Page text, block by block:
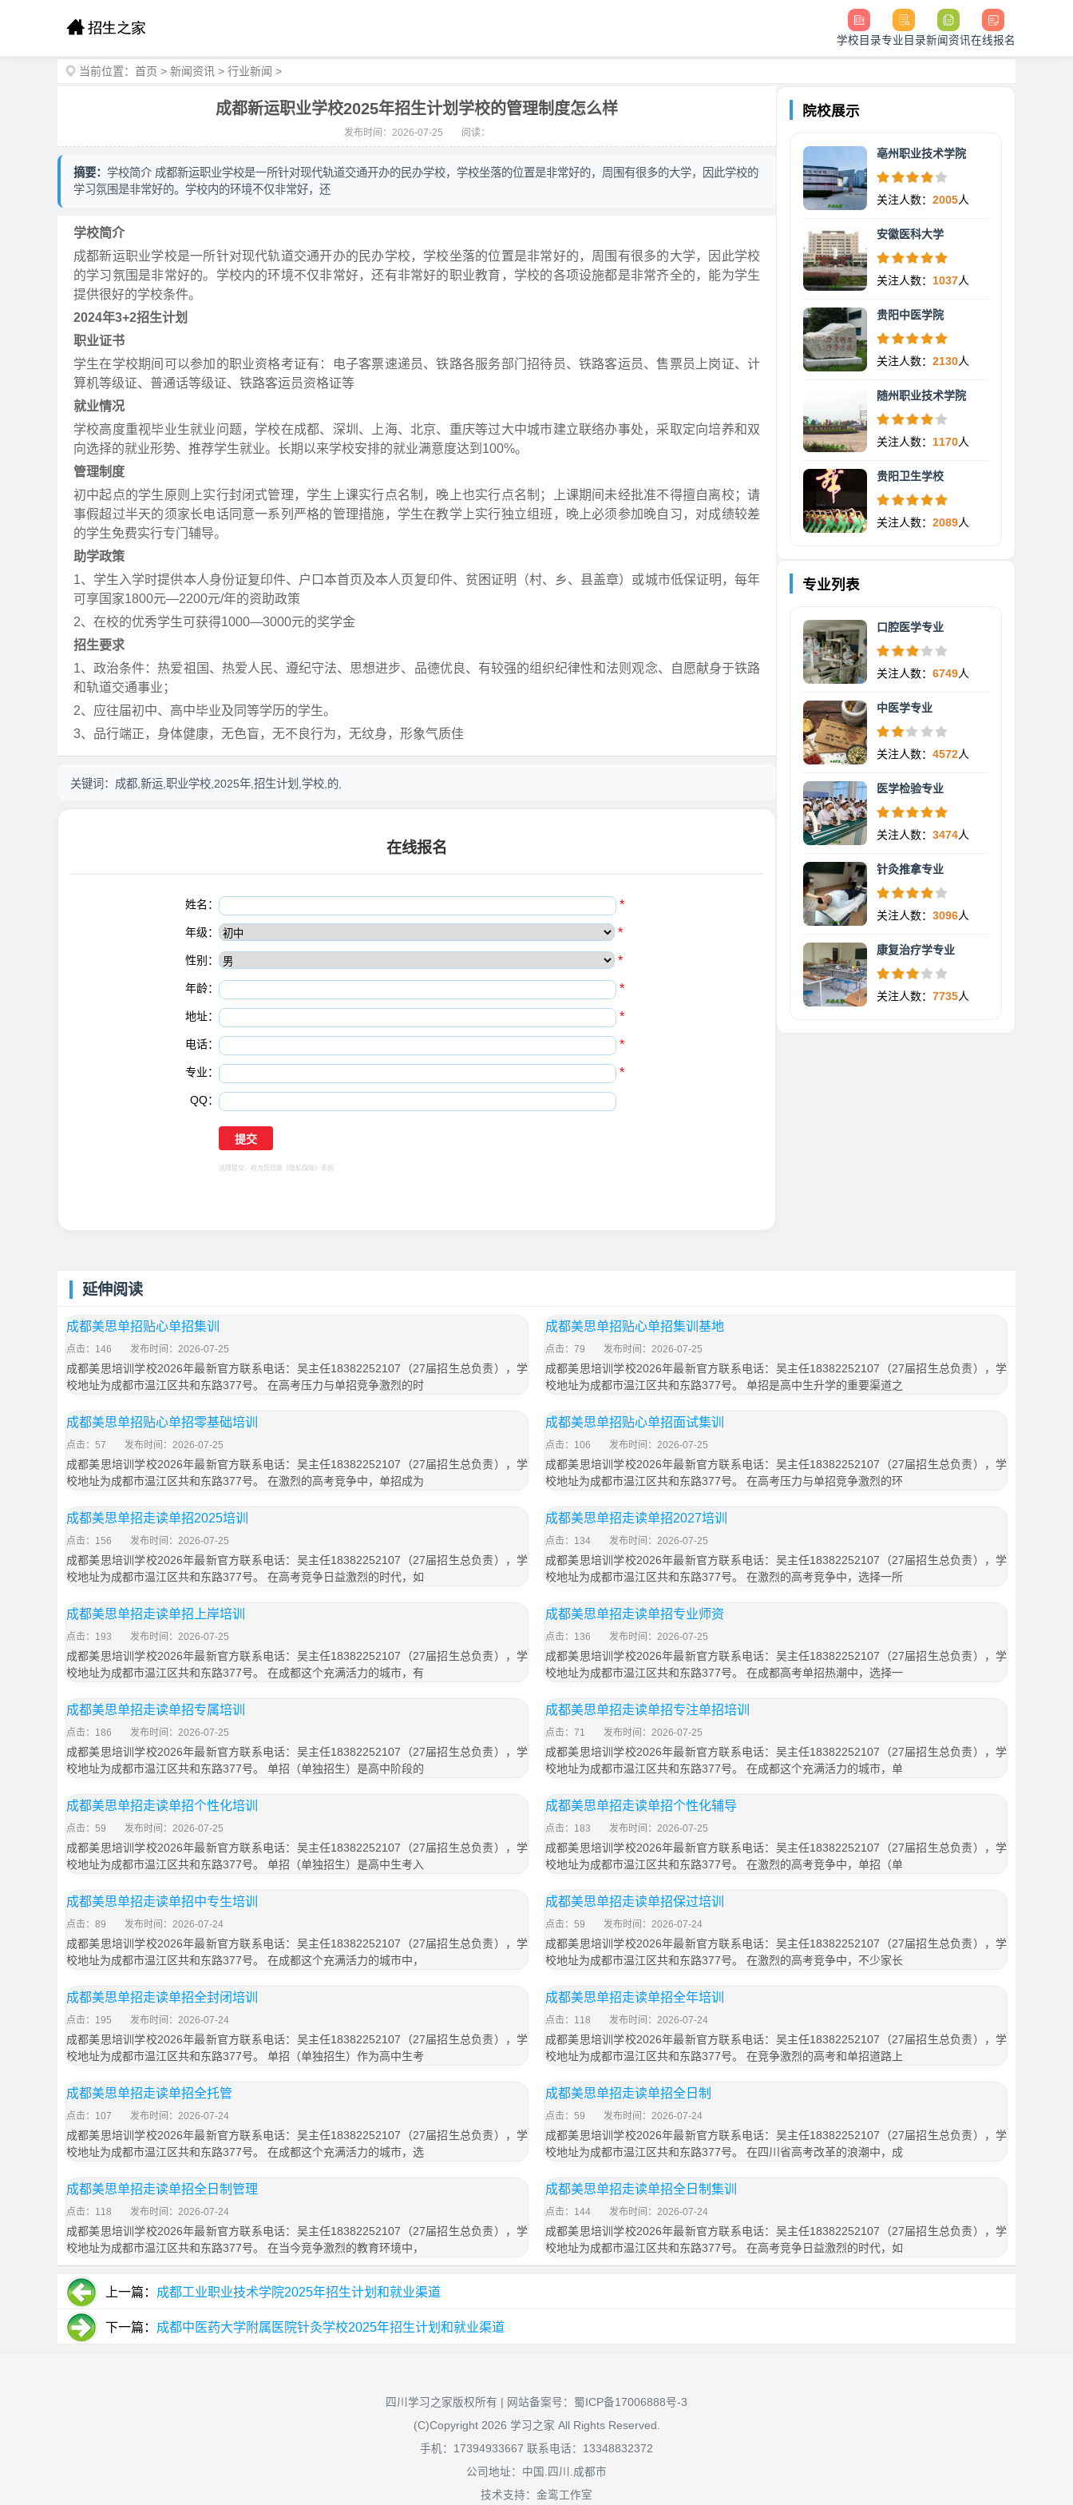
学校目录专业目录新闻资讯在线报名
当前位置： 首页 > 新闻资讯 > 行业新闻 >
成都新运职业学校2025年招生计划学校的管理制度怎么样
发布时间：2026-07-25 阅读：
摘要： 学校简介 成都新运职业学校是一所针对现代轨道交通开办的民办学校，学校坐落的位置是非常好的，周围有很多的大学，因此学校的
学习氛围是非常好的。学校内的环境不仅非常好，还
学校简介
成都新运职业学校是一所针对现代轨道交通开办的民办学校，学校坐落的位置是非常好的，周围有很多的大学，因此学校
的学习氛围是非常好的。学校内的环境不仅非常好，还有非常好的职业教育，学校的各项设施都是非常齐全的，能为学生
提供很好的学校条件。
2024年3+2招生计划
职业证书
学生在学校期间可以参加的职业资格考证有：电子客票速递员、铁路各服务部门招待员、铁路客运员、售票员上岗证、计
算机等级证、普通话等级证、铁路客运员资格证等
就业情况
学校高度重视毕业生就业问题，学校在成都、深圳、上海、北京、重庆等过大中城市建立联络办事处，采取定向培养和双
向选择的就业形势、推荐学生就业。长期以来学校安排的就业满意度达到100%。
管理制度
初中起点的学生原则上实行封闭式管理，学生上课实行点名制，晚上也实行点名制；上课期间未经批准不得擅自离校；请
事假超过半天的须家长电话同意一系列严格的管理措施，学生在教学上实行独立组班，晚上必须参加晚自习，对成绩较差
的学生免费实行专门辅导。
助学政策
1、学生入学时提供本人身份证复印件、户口本首页及本人页复印件、贫困证明（村、乡、县盖章）或城市低保证明，每年
可享国家1800元—2200元/年的资助政策
2、在校的优秀学生可获得1000—3000元的奖学金
招生要求
1、政治条件：热爱祖国、热爱人民、遵纪守法、思想进步、品德优良、有较强的组织纪律性和法则观念、自愿献身于铁路
和轨道交通事业；
2、应往届初中、高中毕业及同等学历的学生。
3、品行端正，身体健康，无色盲，无不良行为，无纹身，形象气质佳
关键词： 成都,新运,职业学校,2025年,招生计划,学校,的,
在线报名
姓名： *
年级： *
性别： *
年龄： *
地址： *
电话： *
专业： *
QQ：
选择提交，视为您同意 《隐私保障》 条例
院校展示
亳州职业技术学院
关注人数： 2005人
安徽医科大学
关注人数： 1037人
贵阳中医学院
关注人数： 2130人
随州职业技术学院
关注人数： 1170人
贵阳卫生学校
关注人数： 2089人
专业列表
口腔医学专业
关注人数： 6749人
中医学专业
关注人数： 4572人
医学检验专业
关注人数： 3474人
针灸推拿专业
关注人数： 3096人
康复治疗学专业
关注人数： 7735人
延伸阅读
成都美思单招贴心单招集训
点击：146 发布时间：2026-07-25
成都美思培训学校2026年最新官方联系电话：吴主任18382252107（27届招生总负责），学
校地址为成都市温江区共和东路377号。 在高考压力与单招竞争激烈的时
成都美思单招贴心单招集训基地
点击：79 发布时间：2026-07-25
成都美思培训学校2026年最新官方联系电话：吴主任18382252107（27届招生总负责），学
校地址为成都市温江区共和东路377号。 单招是高中生升学的重要渠道之
成都美思单招贴心单招零基础培训
点击：57 发布时间：2026-07-25
成都美思培训学校2026年最新官方联系电话：吴主任18382252107（27届招生总负责），学
校地址为成都市温江区共和东路377号。 在激烈的高考竞争中，单招成为
成都美思单招贴心单招面试集训
点击：106 发布时间：2026-07-25
成都美思培训学校2026年最新官方联系电话：吴主任18382252107（27届招生总负责），学
校地址为成都市温江区共和东路377号。 在高考压力与单招竞争激烈的环
成都美思单招走读单招2025培训
点击：156 发布时间：2026-07-25
成都美思培训学校2026年最新官方联系电话：吴主任18382252107（27届招生总负责），学
校地址为成都市温江区共和东路377号。 在高考竞争日益激烈的时代，如
成都美思单招走读单招2027培训
点击：134 发布时间：2026-07-25
成都美思培训学校2026年最新官方联系电话：吴主任18382252107（27届招生总负责），学
校地址为成都市温江区共和东路377号。 在激烈的高考竞争中，选择一所
成都美思单招走读单招上岸培训
点击：193 发布时间：2026-07-25
成都美思培训学校2026年最新官方联系电话：吴主任18382252107（27届招生总负责），学
校地址为成都市温江区共和东路377号。 在成都这个充满活力的城市，有
成都美思单招走读单招专业师资
点击：136 发布时间：2026-07-25
成都美思培训学校2026年最新官方联系电话：吴主任18382252107（27届招生总负责），学
校地址为成都市温江区共和东路377号。 在成都高考单招热潮中，选择一
成都美思单招走读单招专属培训
点击：186 发布时间：2026-07-25
成都美思培训学校2026年最新官方联系电话：吴主任18382252107（27届招生总负责），学
校地址为成都市温江区共和东路377号。 单招（单独招生）是高中阶段的
成都美思单招走读单招专注单招培训
点击：71 发布时间：2026-07-25
成都美思培训学校2026年最新官方联系电话：吴主任18382252107（27届招生总负责），学
校地址为成都市温江区共和东路377号。 在成都这个充满活力的城市，单
成都美思单招走读单招个性化培训
点击：59 发布时间：2026-07-25
成都美思培训学校2026年最新官方联系电话：吴主任18382252107（27届招生总负责），学
校地址为成都市温江区共和东路377号。 单招（单独招生）是高中生考入
成都美思单招走读单招个性化辅导
点击：183 发布时间：2026-07-25
成都美思培训学校2026年最新官方联系电话：吴主任18382252107（27届招生总负责），学
校地址为成都市温江区共和东路377号。 在激烈的高考竞争中，单招（单
成都美思单招走读单招中专生培训
点击：89 发布时间：2026-07-24
成都美思培训学校2026年最新官方联系电话：吴主任18382252107（27届招生总负责），学
校地址为成都市温江区共和东路377号。 在成都这个充满活力的城市中，
成都美思单招走读单招保过培训
点击：59 发布时间：2026-07-24
成都美思培训学校2026年最新官方联系电话：吴主任18382252107（27届招生总负责），学
校地址为成都市温江区共和东路377号。 在激烈的高考竞争中，不少家长
成都美思单招走读单招全封闭培训
点击：195 发布时间：2026-07-24
成都美思培训学校2026年最新官方联系电话：吴主任18382252107（27届招生总负责），学
校地址为成都市温江区共和东路377号。 单招（单独招生）作为高中生考
成都美思单招走读单招全年培训
点击：118 发布时间：2026-07-24
成都美思培训学校2026年最新官方联系电话：吴主任18382252107（27届招生总负责），学
校地址为成都市温江区共和东路377号。 在竞争激烈的高考和单招道路上
成都美思单招走读单招全托管
点击：107 发布时间：2026-07-24
成都美思培训学校2026年最新官方联系电话：吴主任18382252107（27届招生总负责），学
校地址为成都市温江区共和东路377号。 在成都这个充满活力的城市，选
成都美思单招走读单招全日制
点击：59 发布时间：2026-07-24
成都美思培训学校2026年最新官方联系电话：吴主任18382252107（27届招生总负责），学
校地址为成都市温江区共和东路377号。 在四川省高考改革的浪潮中，成
成都美思单招走读单招全日制管理
点击：118 发布时间：2026-07-24
成都美思培训学校2026年最新官方联系电话：吴主任18382252107（27届招生总负责），学
校地址为成都市温江区共和东路377号。 在当今竞争激烈的教育环境中，
成都美思单招走读单招全日制集训
点击：144 发布时间：2026-07-24
成都美思培训学校2026年最新官方联系电话：吴主任18382252107（27届招生总负责），学
校地址为成都市温江区共和东路377号。 在高考竞争日益激烈的时代，如
上一篇： 成都工业职业技术学院2025年招生计划和就业渠道
下一篇： 成都中医药大学附属医院针灸学校2025年招生计划和就业渠道
四川学习之家版权所有 | 网站备案号： 蜀ICP备17006888号-3
(C)Copyright 2026 学习之家 All Rights Reserved.
手机：17394933667 联系电话：13348832372
公司地址：中国.四川.成都市
技术支持：金鸾工作室